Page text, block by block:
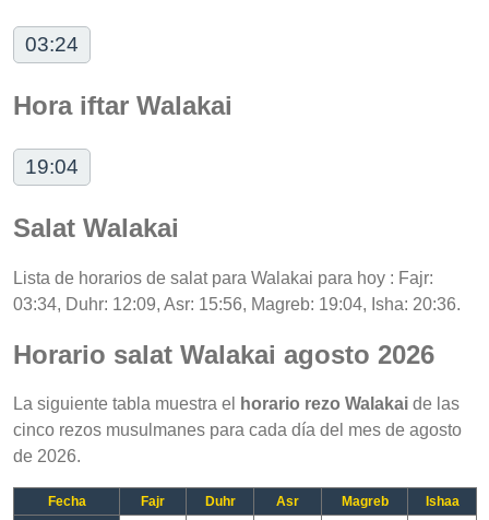
03:24
Hora iftar Walakai
19:04
Salat Walakai
Lista de horarios de salat para Walakai para hoy : Fajr:
03:34, Duhr: 12:09, Asr: 15:56, Magreb: 19:04, Isha: 20:36.
Horario salat Walakai agosto 2026
La siguiente tabla muestra el horario rezo Walakai de las
cinco rezos musulmanes para cada día del mes de agosto
de 2026.
Fecha Fajr Duhr Asr Magreb
Ishaa